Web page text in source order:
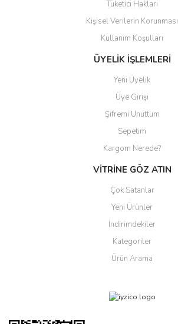
Gönder
Tüketici Hakları
Kişisel Verilerin Korunması
Kullanım Koşulları
ÜYELİK İŞLEMLERİ
Yeni Üyelik
Üye Girişi
Şifremi Unuttum
Sepetim
Kargom Nerede?
VİTRİNE GÖZ ATIN
Çok Satanlar
Yeni Ürünler
İndirimdekiler
Kategoriler
Ürün Arama